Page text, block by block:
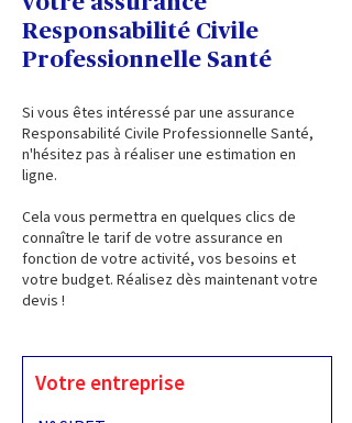
Responsabilité Civile
Professionnelle Santé
Si vous êtes intéressé par une assurance
Responsabilité Civile Professionnelle Santé,
n'hésitez pas à réaliser une estimation en
ligne.
Cela vous permettra en quelques clics de
connaître le tarif de votre assurance en
fonction de votre activité, vos besoins et
votre budget. Réalisez dès maintenant votre
devis !
Votre entreprise